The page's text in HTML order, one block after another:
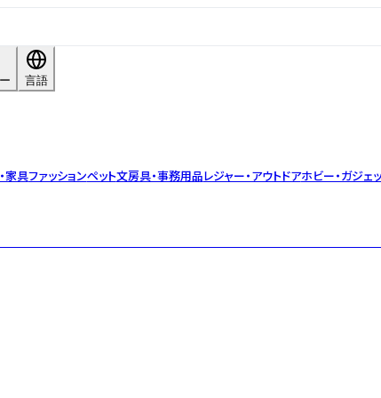
言語
家具ファッションペット文房具・事務用品レジャー・アウトドアホビー・ガジェ